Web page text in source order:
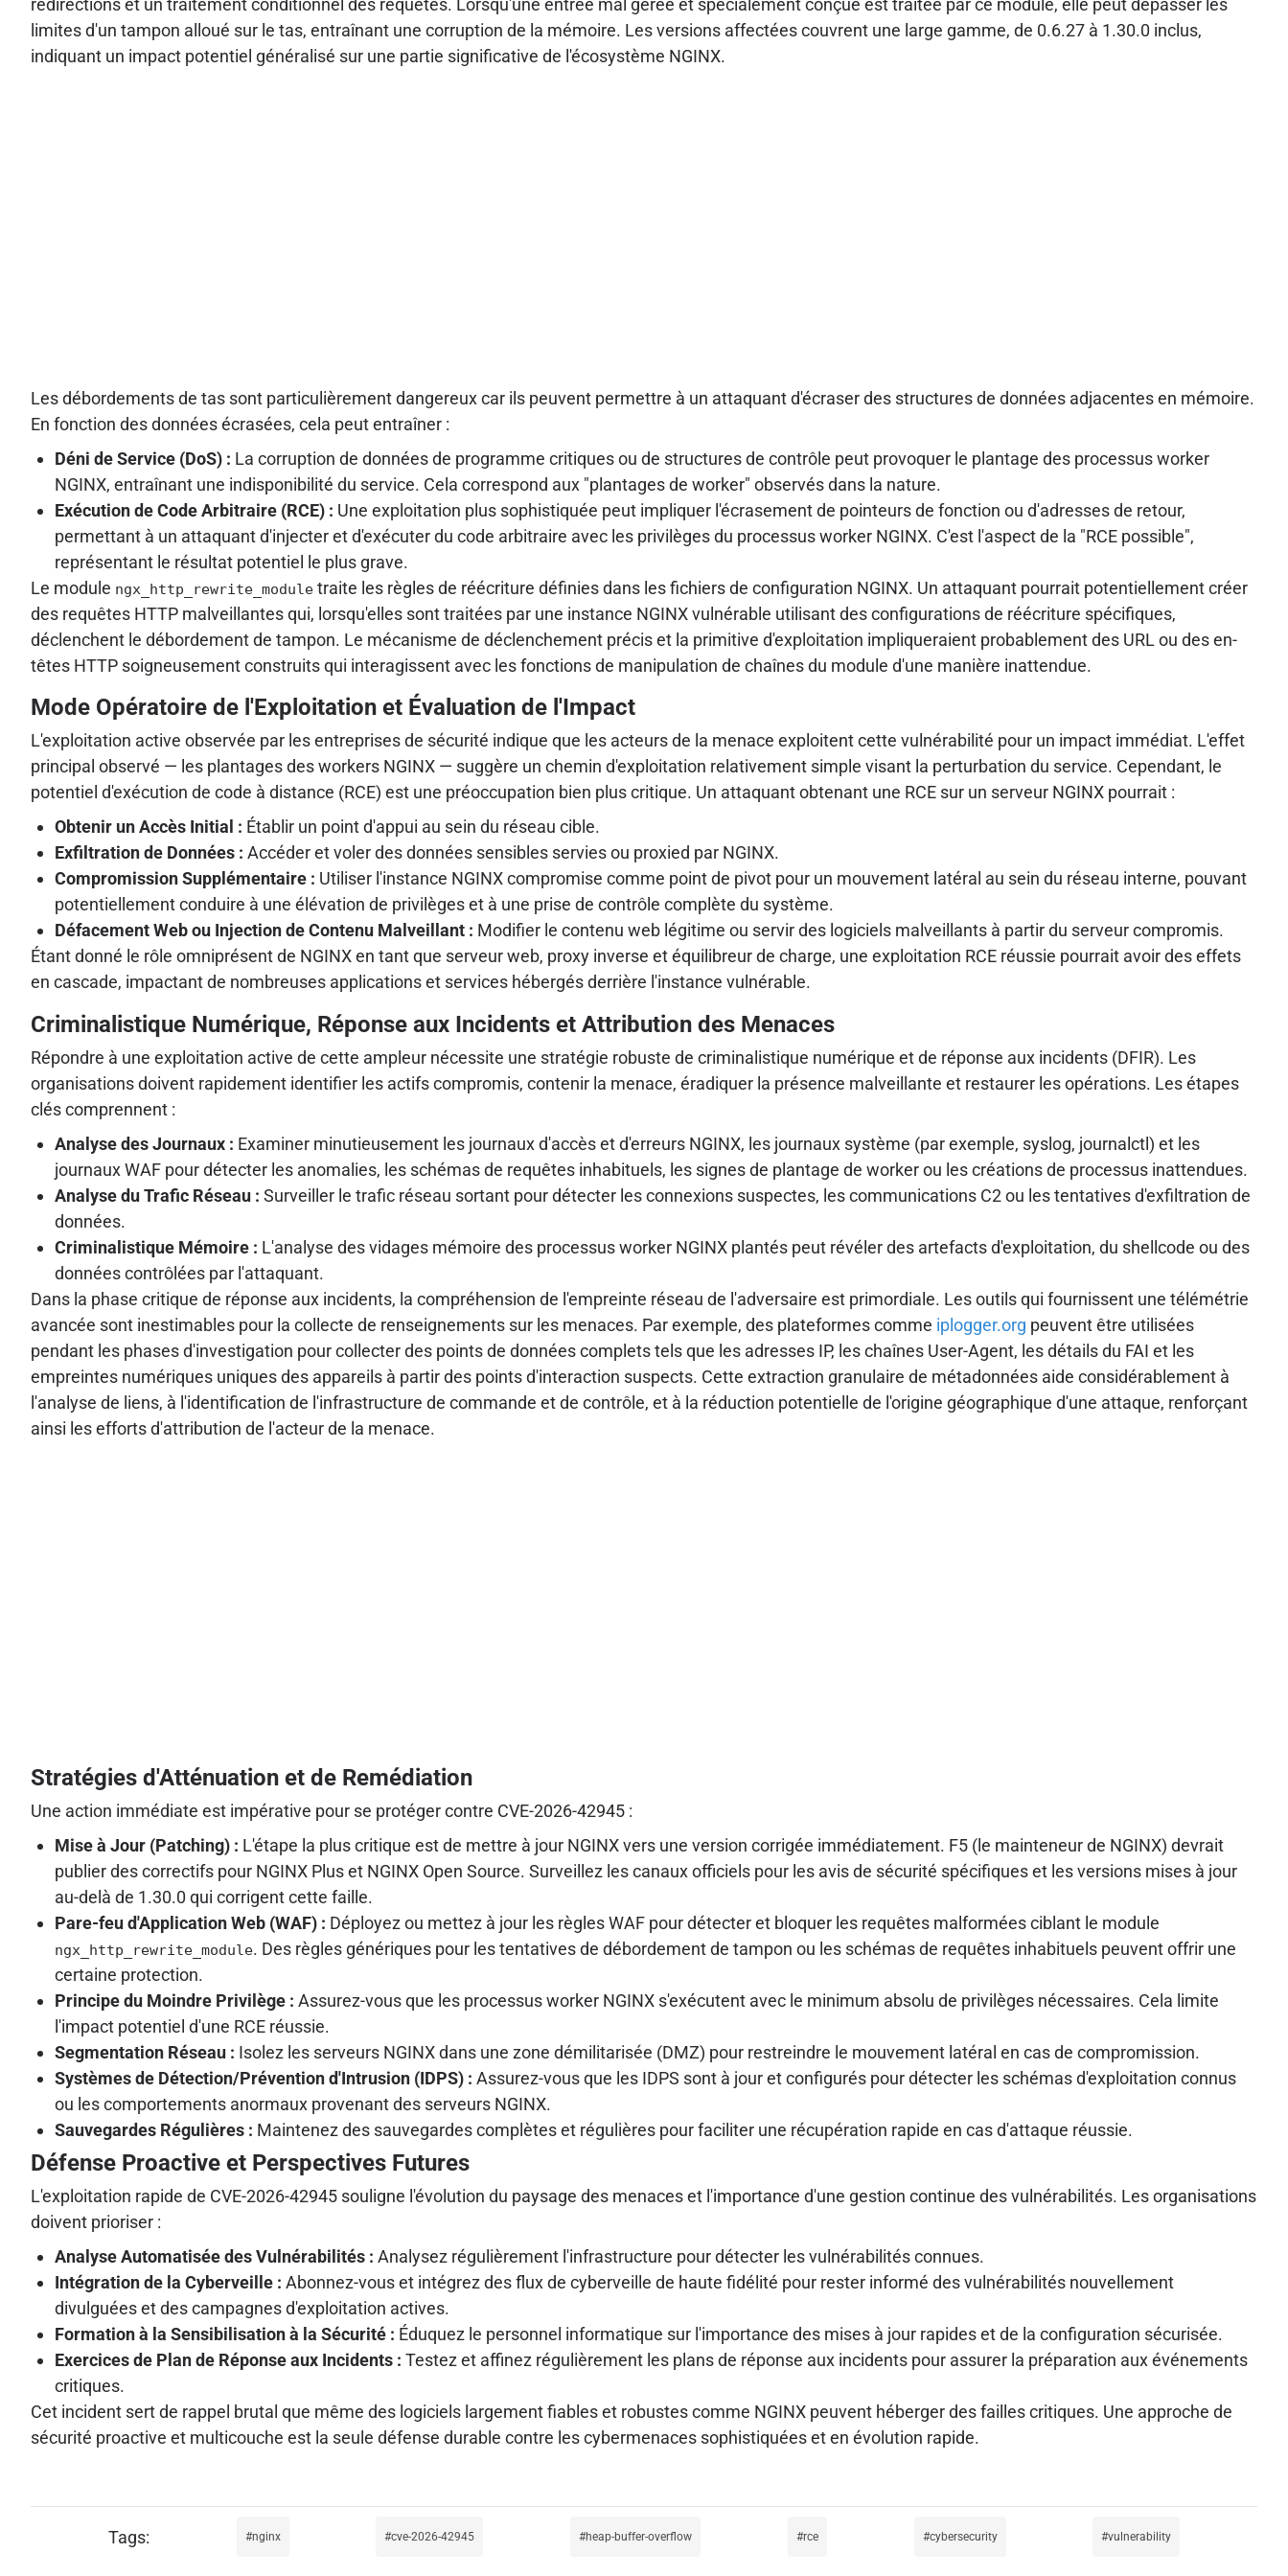
redirections et un traitement conditionnel des requêtes. Lorsqu'une entrée mal gérée et spécialement conçue est traitée par ce module, elle peut dépasser les
limites d'un tampon alloué sur le tas, entraînant une corruption de la mémoire. Les versions affectées couvrent une large gamme, de 0.6.27 à 1.30.0 inclus,
indiquant un impact potentiel généralisé sur une partie significative de l'écosystème NGINX.
Les débordements de tas sont particulièrement dangereux car ils peuvent permettre à un attaquant d'écraser des structures de données adjacentes en mémoire.
En fonction des données écrasées, cela peut entraîner :
Déni de Service (DoS) : La corruption de données de programme critiques ou de structures de contrôle peut provoquer le plantage des processus worker
NGINX, entraînant une indisponibilité du service. Cela correspond aux "plantages de worker" observés dans la nature.
Exécution de Code Arbitraire (RCE) : Une exploitation plus sophistiquée peut impliquer l'écrasement de pointeurs de fonction ou d'adresses de retour,
permettant à un attaquant d'injecter et d'exécuter du code arbitraire avec les privilèges du processus worker NGINX. C'est l'aspect de la "RCE possible",
représentant le résultat potentiel le plus grave.
Le module ngx_http_rewrite_module traite les règles de réécriture définies dans les fichiers de configuration NGINX. Un attaquant pourrait potentiellement créer
des requêtes HTTP malveillantes qui, lorsqu'elles sont traitées par une instance NGINX vulnérable utilisant des configurations de réécriture spécifiques,
déclenchent le débordement de tampon. Le mécanisme de déclenchement précis et la primitive d'exploitation impliqueraient probablement des URL ou des en-
têtes HTTP soigneusement construits qui interagissent avec les fonctions de manipulation de chaînes du module d'une manière inattendue.
Mode Opératoire de l'Exploitation et Évaluation de l'Impact
L'exploitation active observée par les entreprises de sécurité indique que les acteurs de la menace exploitent cette vulnérabilité pour un impact immédiat. L'effet
principal observé — les plantages des workers NGINX — suggère un chemin d'exploitation relativement simple visant la perturbation du service. Cependant, le
potentiel d'exécution de code à distance (RCE) est une préoccupation bien plus critique. Un attaquant obtenant une RCE sur un serveur NGINX pourrait :
Obtenir un Accès Initial : Établir un point d'appui au sein du réseau cible.
Exfiltration de Données : Accéder et voler des données sensibles servies ou proxied par NGINX.
Compromission Supplémentaire : Utiliser l'instance NGINX compromise comme point de pivot pour un mouvement latéral au sein du réseau interne, pouvant
potentiellement conduire à une élévation de privilèges et à une prise de contrôle complète du système.
Défacement Web ou Injection de Contenu Malveillant : Modifier le contenu web légitime ou servir des logiciels malveillants à partir du serveur compromis.
Étant donné le rôle omniprésent de NGINX en tant que serveur web, proxy inverse et équilibreur de charge, une exploitation RCE réussie pourrait avoir des effets
en cascade, impactant de nombreuses applications et services hébergés derrière l'instance vulnérable.
Criminalistique Numérique, Réponse aux Incidents et Attribution des Menaces
Répondre à une exploitation active de cette ampleur nécessite une stratégie robuste de criminalistique numérique et de réponse aux incidents (DFIR). Les
organisations doivent rapidement identifier les actifs compromis, contenir la menace, éradiquer la présence malveillante et restaurer les opérations. Les étapes
clés comprennent :
Analyse des Journaux : Examiner minutieusement les journaux d'accès et d'erreurs NGINX, les journaux système (par exemple, syslog, journalctl) et les
journaux WAF pour détecter les anomalies, les schémas de requêtes inhabituels, les signes de plantage de worker ou les créations de processus inattendues.
Analyse du Trafic Réseau : Surveiller le trafic réseau sortant pour détecter les connexions suspectes, les communications C2 ou les tentatives d'exfiltration de
données.
Criminalistique Mémoire : L'analyse des vidages mémoire des processus worker NGINX plantés peut révéler des artefacts d'exploitation, du shellcode ou des
données contrôlées par l'attaquant.
Dans la phase critique de réponse aux incidents, la compréhension de l'empreinte réseau de l'adversaire est primordiale. Les outils qui fournissent une télémétrie
avancée sont inestimables pour la collecte de renseignements sur les menaces. Par exemple, des plateformes comme iplogger.org peuvent être utilisées
pendant les phases d'investigation pour collecter des points de données complets tels que les adresses IP, les chaînes User-Agent, les détails du FAI et les
empreintes numériques uniques des appareils à partir des points d'interaction suspects. Cette extraction granulaire de métadonnées aide considérablement à
l'analyse de liens, à l'identification de l'infrastructure de commande et de contrôle, et à la réduction potentielle de l'origine géographique d'une attaque, renforçant
ainsi les efforts d'attribution de l'acteur de la menace.
Stratégies d'Atténuation et de Remédiation
Une action immédiate est impérative pour se protéger contre CVE-2026-42945 :
Mise à Jour (Patching) : L'étape la plus critique est de mettre à jour NGINX vers une version corrigée immédiatement. F5 (le mainteneur de NGINX) devrait
publier des correctifs pour NGINX Plus et NGINX Open Source. Surveillez les canaux officiels pour les avis de sécurité spécifiques et les versions mises à jour
au-delà de 1.30.0 qui corrigent cette faille.
Pare-feu d'Application Web (WAF) : Déployez ou mettez à jour les règles WAF pour détecter et bloquer les requêtes malformées ciblant le module
ngx_http_rewrite_module. Des règles génériques pour les tentatives de débordement de tampon ou les schémas de requêtes inhabituels peuvent offrir une
certaine protection.
Principe du Moindre Privilège : Assurez-vous que les processus worker NGINX s'exécutent avec le minimum absolu de privilèges nécessaires. Cela limite
l'impact potentiel d'une RCE réussie.
Segmentation Réseau : Isolez les serveurs NGINX dans une zone démilitarisée (DMZ) pour restreindre le mouvement latéral en cas de compromission.
Systèmes de Détection/Prévention d'Intrusion (IDPS) : Assurez-vous que les IDPS sont à jour et configurés pour détecter les schémas d'exploitation connus
ou les comportements anormaux provenant des serveurs NGINX.
Sauvegardes Régulières : Maintenez des sauvegardes complètes et régulières pour faciliter une récupération rapide en cas d'attaque réussie.
Défense Proactive et Perspectives Futures
L'exploitation rapide de CVE-2026-42945 souligne l'évolution du paysage des menaces et l'importance d'une gestion continue des vulnérabilités. Les organisations
doivent prioriser :
Analyse Automatisée des Vulnérabilités : Analysez régulièrement l'infrastructure pour détecter les vulnérabilités connues.
Intégration de la Cyberveille : Abonnez-vous et intégrez des flux de cyberveille de haute fidélité pour rester informé des vulnérabilités nouvellement
divulguées et des campagnes d'exploitation actives.
Formation à la Sensibilisation à la Sécurité : Éduquez le personnel informatique sur l'importance des mises à jour rapides et de la configuration sécurisée.
Exercices de Plan de Réponse aux Incidents : Testez et affinez régulièrement les plans de réponse aux incidents pour assurer la préparation aux événements
critiques.
Cet incident sert de rappel brutal que même des logiciels largement fiables et robustes comme NGINX peuvent héberger des failles critiques. Une approche de
sécurité proactive et multicouche est la seule défense durable contre les cybermenaces sophistiquées et en évolution rapide.
nginx cve-2026-42945 heap-buffer-overflow rce cybersecurity vulnerability